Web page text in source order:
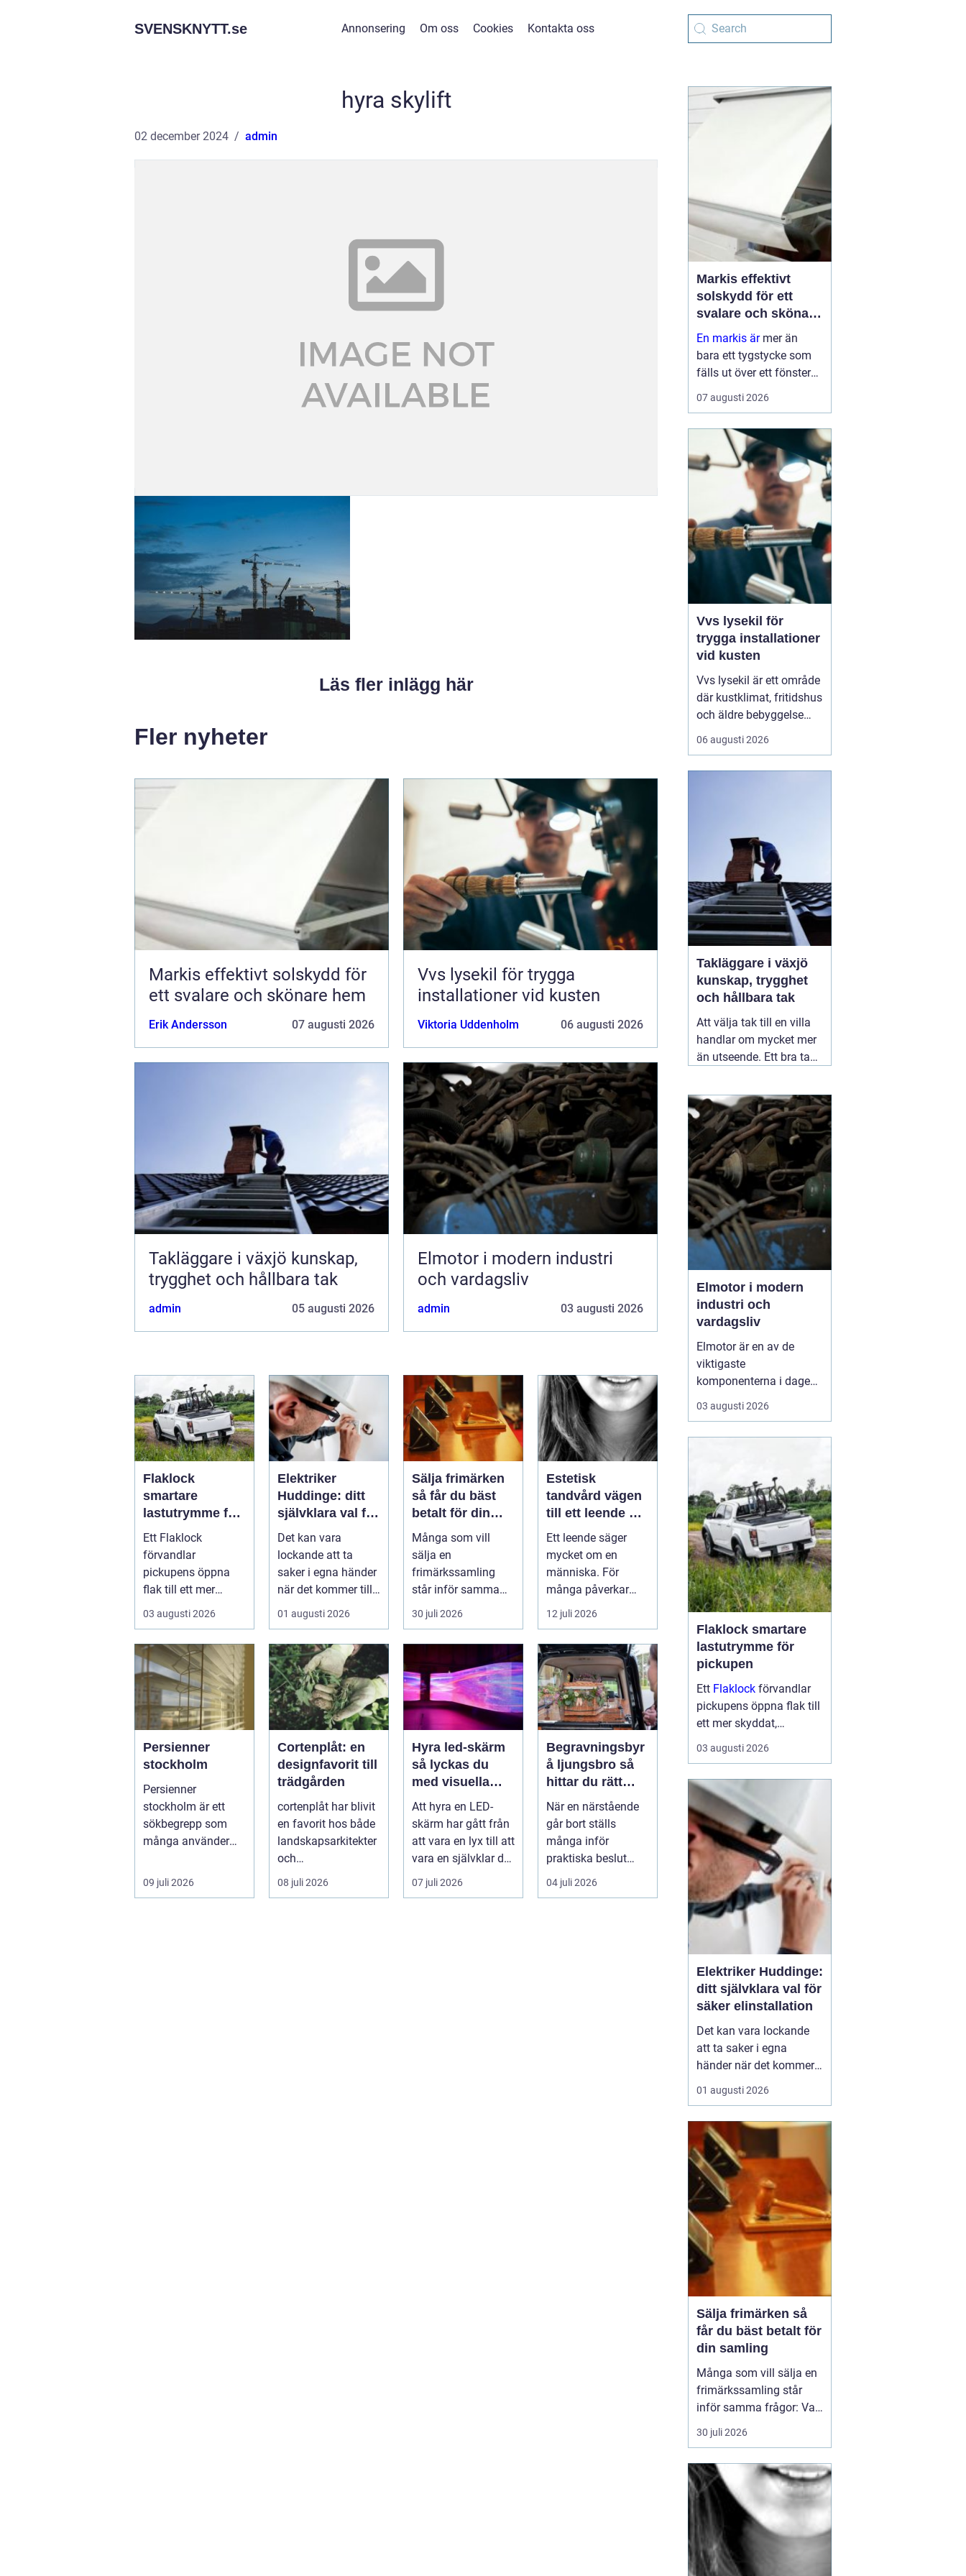
SVENSKNYTT.se Annonsering Om oss Cookies Kontakta oss
hyra skylift
02 december 2024 admin
Läs fler inlägg här
Fler nyheter
Markis effektivt solskydd för
ett svalare och skönare hem
Erik Andersson 07 augusti 2026
Vvs lysekil för trygga
installationer vid kusten
Viktoria Uddenholm 06 augusti 2026
Takläggare i växjö kunskap,
trygghet och hållbara tak
admin 05 augusti 2026
Elmotor i modern industri
och vardagsliv
admin 03 augusti 2026
Flaklock
smartare
lastutrymme för
pickupen
Ett Flaklock
förvandlar
pickupens öppna
flak till ett mer
skyddat, praktiskt
och ibland också
mer br...
03 augusti 2026
Elektriker
Huddinge: ditt
självklara val för
säker
elinstallation
Det kan vara
lockande att ta
saker i egna händer
när det kommer till
hemförbättr...
01 augusti 2026
Sälja frimärken
så får du bäst
betalt för din
samling
Många som vill
sälja en
frimärkssamling
står inför samma
frågor: Vad är
samlingen värd?
Var vänder m...
30 juli 2026
Estetisk
tandvård vägen
till ett leende du
trivs med
Ett leende säger
mycket om en
människa. För
många påverkar
tändernas utseende
både
självförtroendet ...
12 juli 2026
Persienner
stockholm
Persienner
stockholm är ett
sökbegrepp som
många använder
praktiska och
snygga so...
09 juli 2026
Cortenplåt: en
designfavorit till
trädgården
cortenplåt har blivit
en favorit hos både
landskapsarkitekter
och
trädgårdsentusiaste
r. Det är ett m...
08 juli 2026
Hyra led-skärm
så lyckas du
med visuella
upplevelser på
event
Att hyra en LED-
skärm har gått från
att vara en lyx till att
vara en självklar del
på många event,
m...
07 juli 2026
Begravningsbyr
å ljungsbro så
hittar du rätt
stöd i en svår tid
När en närstående
går bort ställs
många inför
praktiska beslut
mitt i sorgen. Frågor
om ceremoni, ju...
04 juli 2026
Markis effektivt
solskydd för ett
svalare och skönare
hem
En markis ärmer än
bara ett tygstycke som
fälls ut över ett fönster
eller en altan. Rätt utvalt
solskydd kan sänka
skydda möbler och golv
mot blekning och
samtidigt ge huset et...
07 augusti 2026
Vvs lysekil för
trygga installationer
vid kusten
Vvs lysekil är ett område
där kustklimat, fritidshus
och äldre bebyggelse
ställer extra höga krav
på rörarbeten,
av återkommande
säsongsproblem, akuta
läckage och behov...
06 augusti 2026
Takläggare i växjö
kunskap, trygghet
och hållbara tak
Att välja tak till en villa
handlar om mycket mer
än utseende. Ett bra tak
snö, blåst och fukt, och
påverkar både
inomhusklimat och
ekonomi. I en stad med
skiftande väder som
Växjö blir valet av
material, utförande05
augusti 2026
Elmotor i modern
industri och
vardagsliv
Elmotor är en av de
viktigaste
komponenterna i dagens
samhälle, från små
hushållsapparater till
driftsäkerhet, lägre ...
03 augusti 2026
Flaklock smartare
lastutrymme för
pickupen
Ett Flaklock förvandlar
pickupens öppna flak till
ett mer skyddat,
praktiskt och ibland
också mer bränslesnålt
är skillnaden tydlig
redan efter första
veckan: mindre stök,
torrar...
03 augusti 2026
Elektriker Huddinge:
ditt självklara val för
säker elinstallation
Det kan vara lockande
att ta saker i egna
händer när det kommer
till hemförbättringar,
men när det handlar om
alltid bäst att vända sig
till ett proffs. I Huddinge
finns det många ...
01 augusti 2026
Sälja frimärken så
får du bäst betalt för
din samling
Många som vill sälja en
frimärkssamling står
inför samma frågor: Vad
är samlingen värd? Var
vänder man sig? Och hur
för billigt? Oavsett om
samlingen är egen, ärvd
eller del av ett dödsbo
går det att skapa
ordning, få en rättvi...
30 juli 2026